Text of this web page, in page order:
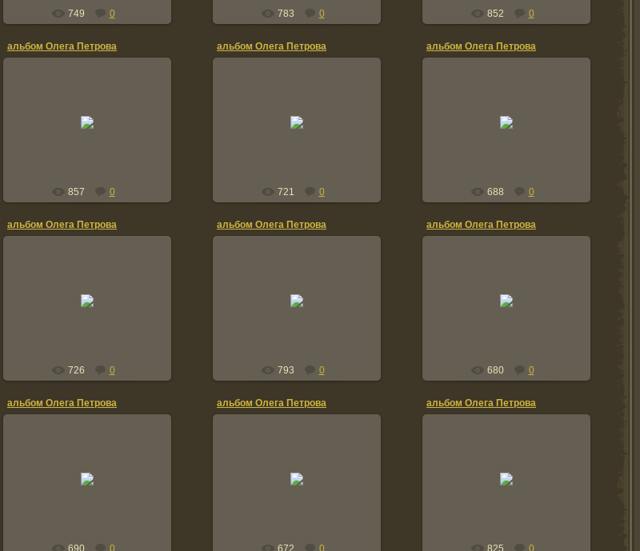
749 0 783 0 852 0
альбом Олега Петрова
857 0
альбом Олега Петрова
721 0
альбом Олега Петрова
688 0
альбом Олега Петрова
726 0
альбом Олега Петрова
793 0
альбом Олега Петрова
680 0
альбом Олега Петрова альбом Олега Петрова альбом Олега Петрова